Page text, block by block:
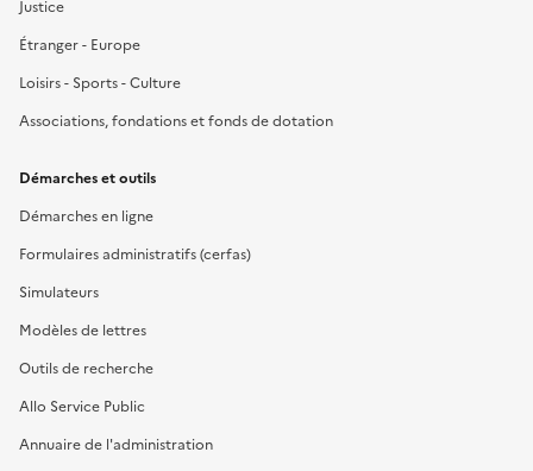
Justice
Étranger - Europe
Loisirs - Sports - Culture
Associations, fondations et fonds de dotation
Démarches et outils
Démarches en ligne
Formulaires administratifs (cerfas)
Simulateurs
Modèles de lettres
Outils de recherche
Allo Service Public
Annuaire de l'administration